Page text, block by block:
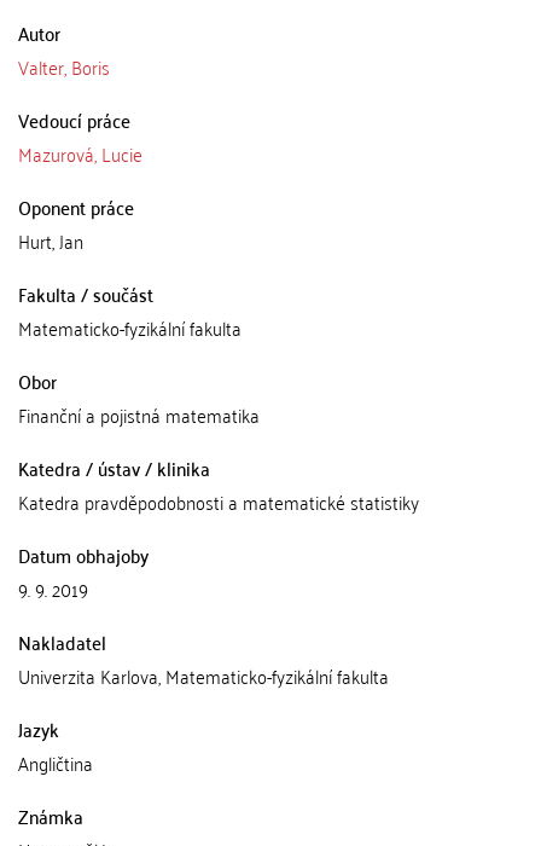
Autor
Valter, Boris
Vedoucí práce
Mazurová, Lucie
Oponent práce
Hurt, Jan
Fakulta / součást
Matematicko-fyzikální fakulta
Obor
Finanční a pojistná matematika
Katedra / ústav / klinika
Katedra pravděpodobnosti a matematické statistiky
Datum obhajoby
9. 9. 2019
Nakladatel
Univerzita Karlova, Matematicko-fyzikální fakulta
Jazyk
Angličtina
Známka